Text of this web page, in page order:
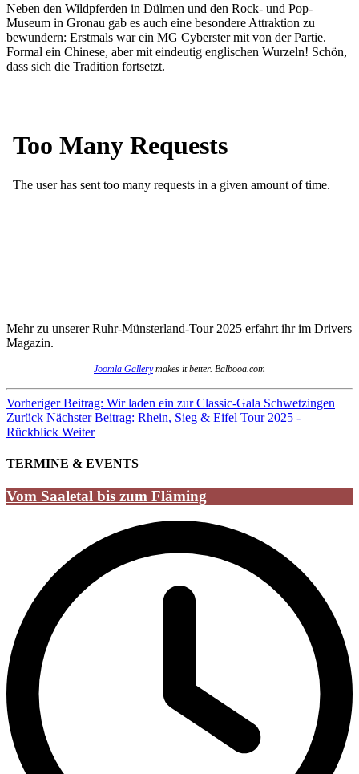
Neben den Wildpferden in Dülmen und den Rock- und Pop-
Museum in Gronau gab es auch eine besondere Attraktion zu
bewundern: Erstmals war ein MG Cyberster mit von der Partie.
Formal ein Chinese, aber mit eindeutig englischen Wurzeln! Schön,
dass sich die Tradition fortsetzt.
Mehr zu unserer Ruhr-Münsterland-Tour 2025 erfahrt ihr im Drivers
Magazin.
Joomla Gallerymakes it better. Balbooa.com
Vorheriger Beitrag: Wir laden ein zur Classic-Gala Schwetzingen
Zurück Nächster Beitrag: Rhein, Sieg & Eifel Tour 2025 -
Rückblick Weiter
TERMINE & EVENTS
Vom Saaletal bis zum Fläming